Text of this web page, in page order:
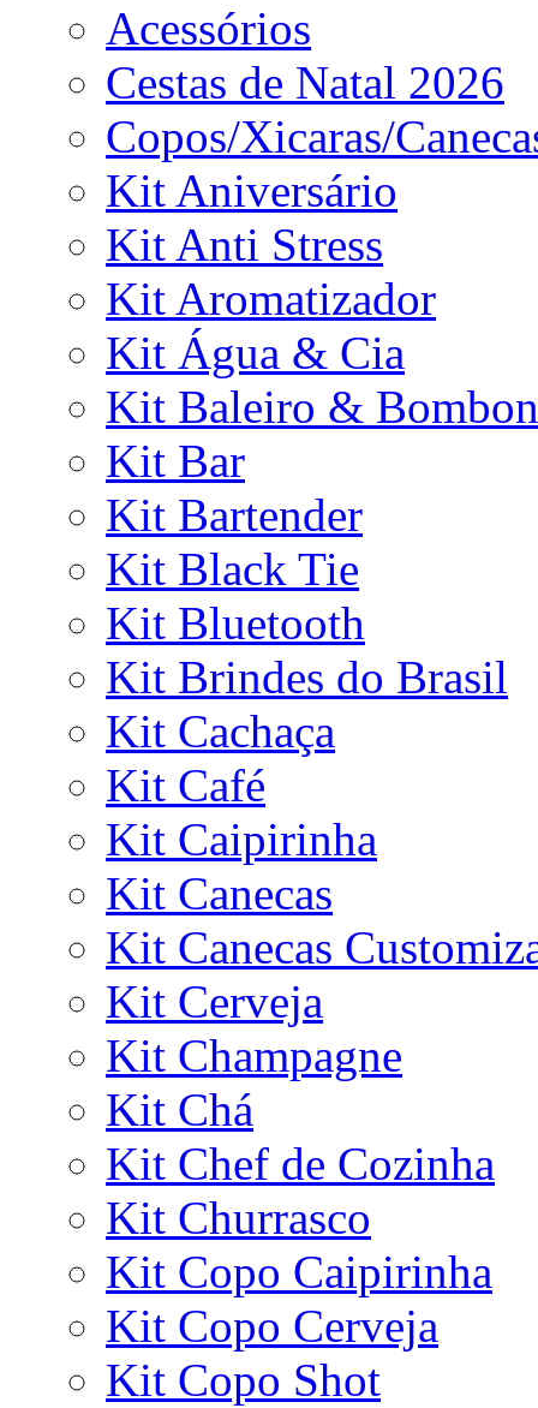
Acessórios
Cestas de Natal 2026
Copos/Xicaras/
Kit Aniversário
Kit Anti Stress
Kit Aromatizador
Kit Água & Cia
Kit Baleiro &
Kit Bar
Kit Bartender
Kit Black Tie
Kit Bluetooth
Kit Brindes do Brasil
Kit Cachaça
Kit Café
Kit Caipirinha
Kit Canecas
Kit Canecas
Kit Cerveja
Kit Champagne
Kit Chá
Kit Chef de Cozinha
Kit Churrasco
Kit Copo Caipirinha
Kit Copo Cerveja
Kit Copo Shot